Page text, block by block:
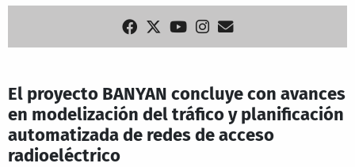
El proyecto BANYAN concluye con avances
en modelización del tráfico y planificación
automatizada de redes de acceso
radioeléctrico